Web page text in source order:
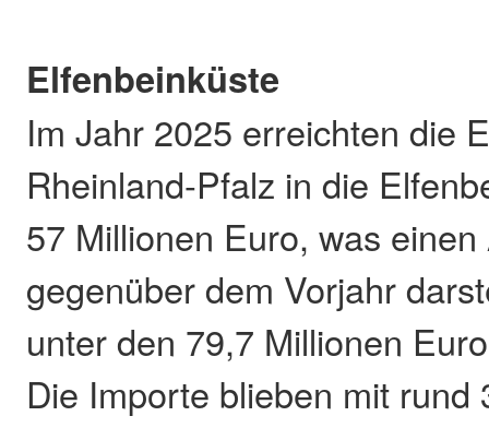
Elfenbeinküste
Im Jahr 2025 erreichten die
Rheinland-Pfalz in die
57 Millionen Euro, was
gegenüber dem Vorjahr
unter den 79,7 Millionen
Die Importe blieben mit rund